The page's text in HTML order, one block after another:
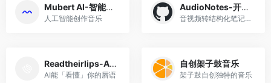
Mubert AI-智能生成音乐
人工智能创作音乐
AudioNotes-开源音视频整理
音视频转结构化笔记系统
Readtheirlips-AI唇语识别
AI能「看懂」你的唇语
自创架子鼓音乐
架子鼓自创独特的音乐